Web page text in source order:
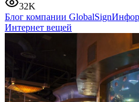
32K
Блог компании GlobalSign
Интернет вещей